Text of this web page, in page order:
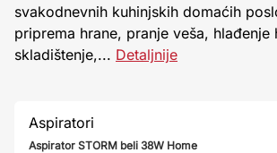
svakodnevnih kuhinjskih domaćih
priprema hrane, pranje veša, hlađenje
skladištenje,... Detaljnije
Aspiratori
Aspirator STORM beli 38W Home